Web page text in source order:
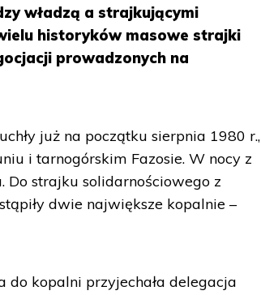
władzą a strajkującymi
historyków masowe strajki
prowadzonych na
już na początku sierpnia 1980 r.,
i tarnogórskim Fazosie. W nocy z
Do strajku solidarnościowego z
dwie największe kopalnie –
do kopalni przyjechała delegacja